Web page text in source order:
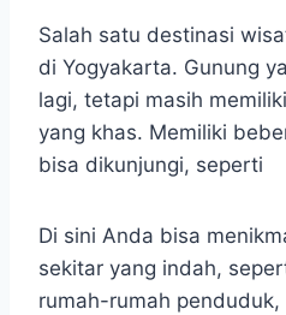
Salah satu destinasi
di Yogyakarta. Gunung
lagi, tetapi masih
yang khas. Memiliki
bisa dikunjungi, seperti
Di sini Anda bisa
sekitar yang indah,
rumah-rumah